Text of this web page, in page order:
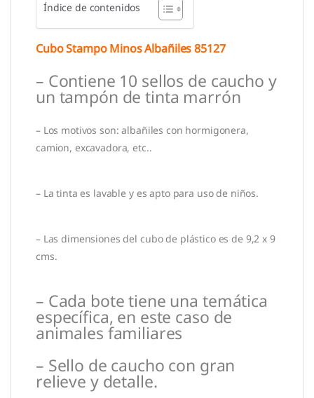
Índice de contenidos
Cubo Stampo Minos Albañiles 85127
– Contiene 10 sellos de caucho y
un tampón de tinta marrón
– Los motivos son: albañiles con hormigonera,
camion, excavadora, etc..
– La tinta es lavable y es apto para uso de niños.
– Las dimensiones del cubo de plástico es de 9,2 x 9
cms.
– Cada bote tiene una temática
específica, en este caso de
animales familiares
– Sello de caucho con gran
relieve y detalle.